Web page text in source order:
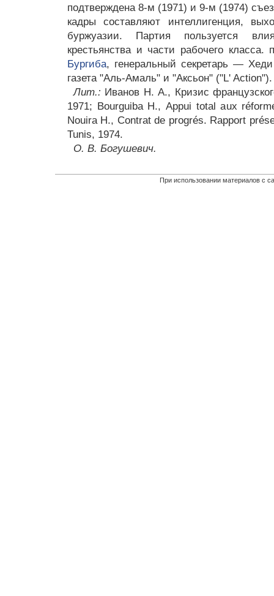
подтверждена 8-м (1971) и 9-м (1974)
кадры составляют интеллигенция,
буржуазии. Партия пользуется
крестьянства и части рабочего
Бургиба, генеральный секретарь —
газета "Аль-Амаль" и "Аксьон" ("L' Action").
Лит.: Иванов Н. А., Кризис
1971; Bourguiba Н., Appui total aux
Nouira H., Contrat de progrés. Rapport
Tunis, 1974.
О. В. Богушевич.
При использовании материалов с